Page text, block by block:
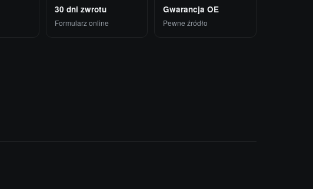
30 dni zwrotu
Formularz online
Gwarancja OE
Pewne źródło